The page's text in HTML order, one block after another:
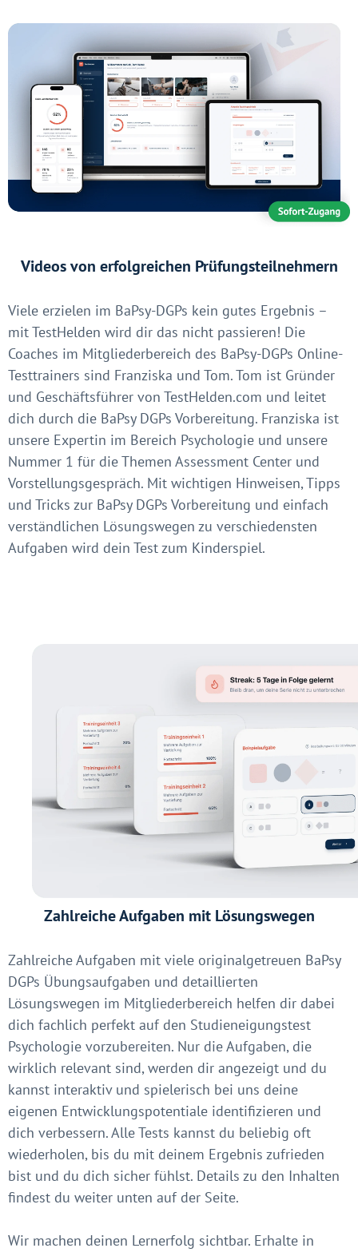
Videos von erfolgreichen Prüfungsteilnehmern
Viele erzielen im BaPsy-DGPs kein gutes Ergebnis –
mit TestHelden wird dir das nicht passieren! Die
Coaches im Mitgliederbereich des BaPsy-DGPs Online-
Testtrainers sind Franziska und Tom. Tom ist Gründer
und Geschäftsführer von TestHelden.com und leitet
dich durch die BaPsy DGPs Vorbereitung. Franziska ist
unsere Expertin im Bereich Psychologie und unsere
Nummer 1 für die Themen Assessment Center und
Vorstellungsgespräch. Mit wichtigen Hinweisen, Tipps
und Tricks zur BaPsy DGPs Vorbereitung und einfach
verständlichen Lösungswegen zu verschiedensten
Aufgaben wird dein Test zum Kinderspiel.
Zahlreiche Aufgaben mit Lösungswegen
Zahlreiche Aufgaben mit viele originalgetreuen BaPsy
DGPs Übungsaufgaben und detaillierten
Lösungswegen im Mitgliederbereich helfen dir dabei
dich fachlich perfekt auf den Studieneigungstest
Psychologie vorzubereiten. Nur die Aufgaben, die
wirklich relevant sind, werden dir angezeigt und du
kannst interaktiv und spielerisch bei uns deine
eigenen Entwicklungspotentiale identifizieren und
dich verbessern. Alle Tests kannst du beliebig oft
wiederholen, bis du mit deinem Ergebnis zufrieden
bist und du dich sicher fühlst. Details zu den Inhalten
findest du weiter unten auf der Seite.
Wir machen deinen Lernerfolg sichtbar. Erhalte in